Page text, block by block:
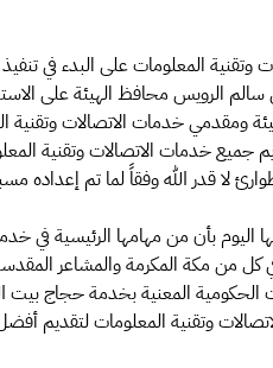
وتقنية المعلومات على البدء في
بن سالم الرويس محافظ الهيئة على
ومقدمي خدمات الاتصالات
جميع خدمات الاتصالات وتقنية
لا قدر الله وفقاً لما تم إعداده
اليوم بأن من مهامها الرئيسية
كل من مكة المكرمة والمشاعر المقدسة
الحكومية المعنية بخدمة حجاج بيت
وتقنية المعلومات لتقديم